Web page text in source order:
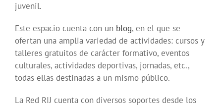
juvenil.
Este espacio cuenta con un blog, en el que se
ofertan una amplia variedad de actividades: cursos y
talleres gratuitos de carácter formativo, eventos
culturales, actividades deportivas, jornadas, etc.,
todas ellas destinadas a un mismo público.
La Red RIJ cuenta con diversos soportes desde los